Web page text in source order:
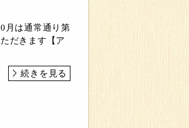
月は通常通り第
だきます【ア
続きを見る